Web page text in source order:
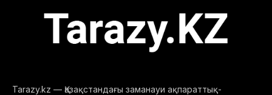
Tarazy.kz — Қазақстандағы заманауи ақпараттық-